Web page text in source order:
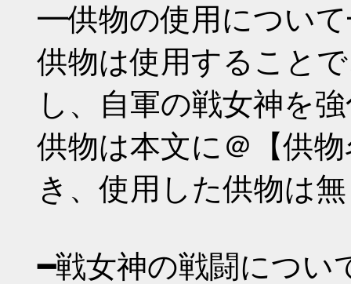
━供物の使用につい
供物は使用すること
し、自軍の戦女神を
供物は本文に＠【供
き、使用した供物は
━戦女神の戦闘につ